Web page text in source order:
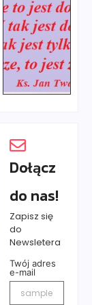
Dołącz
do nas!
Zapisz się
do
Newsletera
Twój adres
e-mail